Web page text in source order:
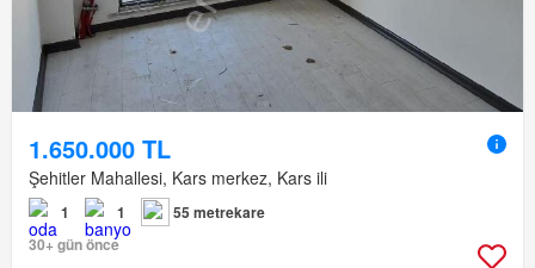
1.650.000 TL
Şehitler Mahallesi, Kars merkez, Kars ili
1 1
55 metrekare
30+ gün önce